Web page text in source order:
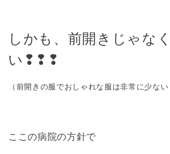
しかも、前開きじゃな
い❢❢❢
（前開きの服でおしゃれな服は非常に少ない
ここの病院の方針で